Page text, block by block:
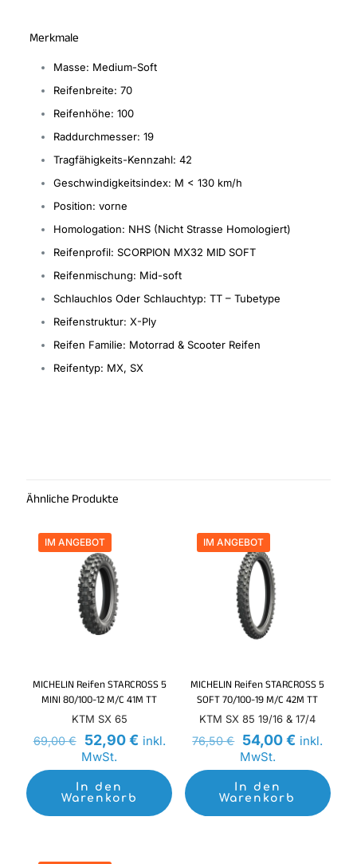
Merkmale
Masse: Medium-Soft
Reifenbreite: 70
Reifenhöhe: 100
Raddurchmesser: 19
Tragfähigkeits-Kennzahl: 42
Geschwindigkeitsindex: M < 130 km/h
Position: vorne
Homologation: NHS (Nicht Strasse Homologiert)
Reifenprofil: SCORPION MX32 MID SOFT
Reifenmischung: Mid-soft
Schlauchlos Oder Schlauchtyp: TT – Tubetype
Reifenstruktur: X-Ply
Reifen Familie: Motorrad & Scooter Reifen
Reifentyp: MX, SX
„PIRELLI Reifen SCORPION MX32 MID
SOFT F 70/100-19 NHS 42M TT“
veröffentlichen zu können.
Ähnliche Produkte
IM ANGEBOT
MICHELIN Reifen STARCROSS 5
MINI 80/100-12 M/C 41M TT
KTM SX 65
69,00€
Ursprünglicher
Preis
war:
69,00 €
52,90€Aktueller
ist:
52,90 €.
inkl.
MwSt.
In den
Warenkorb
IM ANGEBOT
MICHELIN Reifen STARCROSS 5
SOFT 70/100-19 M/C 42M TT
KTM SX 85 19/16 & 17/4
76,50€
Ursprünglicher
Preis
war:
76,50 €
54,00€ Aktueller
ist:
54,00 €.
inkl.
MwSt.
In den
Warenkorb